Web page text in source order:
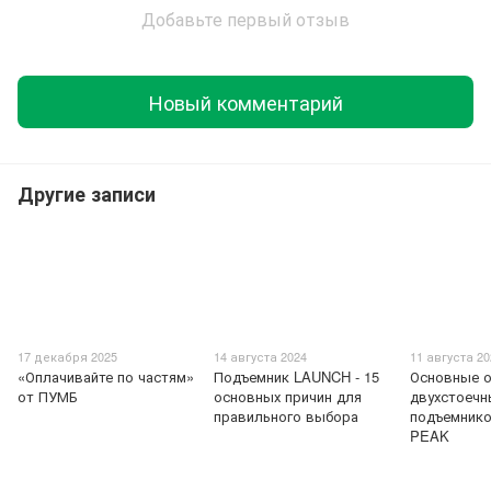
Добавьте первый отзыв
Новый комментарий
Другие записи
17 декабря 2025
«Оплачивайте по частям»
от ПУМБ
14 августа 2024
Подъемник LAUNCH - 15
основных причин для
правильного выбора
11 августа
Основные
PEAK